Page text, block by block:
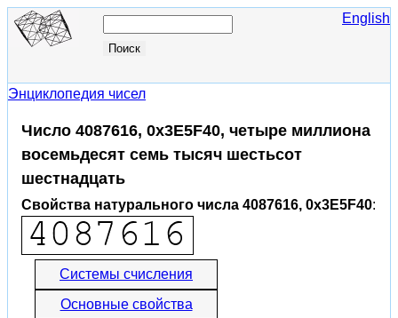
English
Энциклопедия чисел
Число 4087616, 0x3E5F40, четыре миллиона
восемьдесят семь тысяч шестьсот
шестнадцать
Свойства натурального числа 4087616, 0x3E5F40:
Системы счисления
Основные свойства